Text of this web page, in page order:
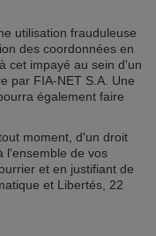
utilisation frauduleuse
des coordonnées en
cet impayé au sein d'un
par FIA-NET S.A. Une
également faire
moment, d'un droit
l'ensemble de vos
et en justifiant de
et Libertés, 22